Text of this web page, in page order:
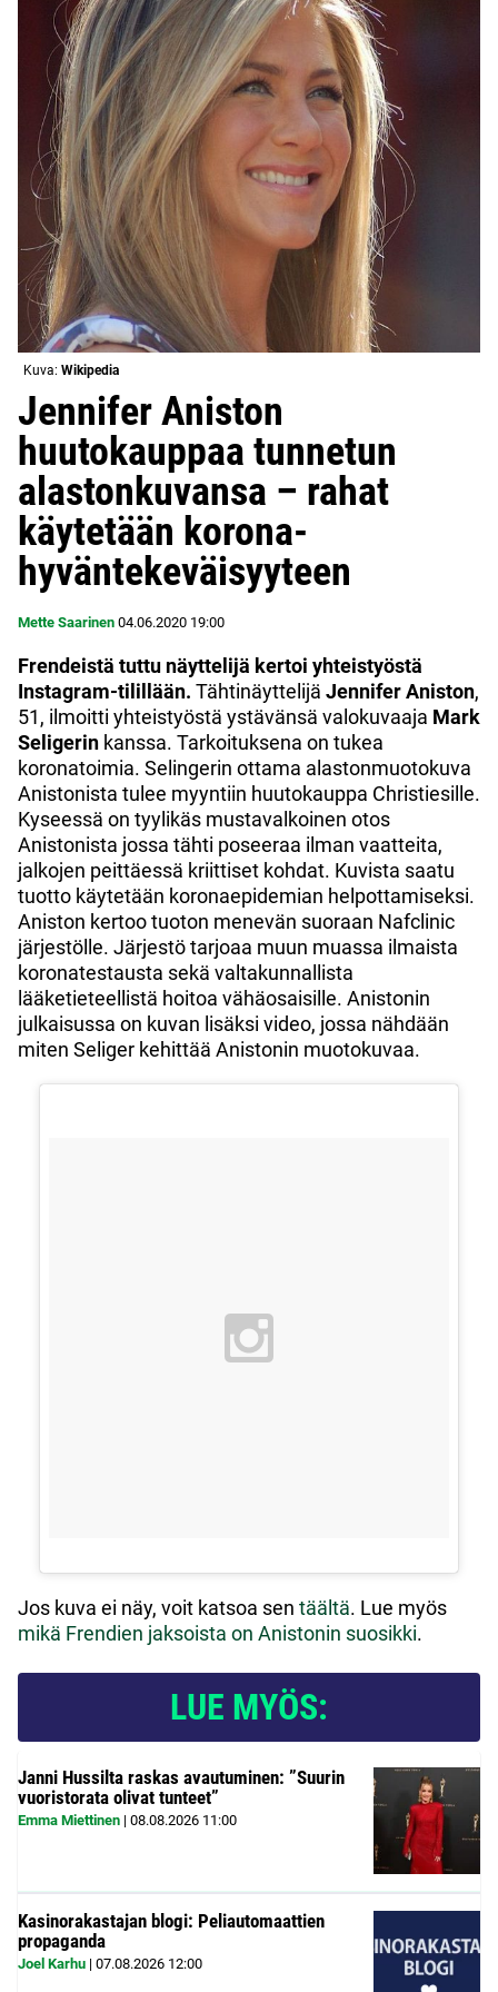
Kuva: Wikipedia
Jennifer Aniston
huutokauppaa tunnetun
alastonkuvansa – rahat
käytetään korona-
hyväntekeväisyyteen
Mette Saarinen 04.06.2020 19:00
Frendeistä tuttu näyttelijä kertoi yhteistyöstä
Instagram-tilillään. Tähtinäyttelijä Jennifer Aniston,
51, ilmoitti yhteistyöstä ystävänsä valokuvaaja Mark
Seligerin kanssa. Tarkoituksena on tukea
koronatoimia. Selingerin ottama alastonmuotokuva
Anistonista tulee myyntiin huutokauppa Christiesille.
Kyseessä on tyylikäs mustavalkoinen otos
Anistonista jossa tähti poseeraa ilman vaatteita,
jalkojen peittäessä kriittiset kohdat. Kuvista saatu
tuotto käytetään koronaepidemian helpottamiseksi.
Aniston kertoo tuoton menevän suoraan Nafclinic
järjestölle. Järjestö tarjoaa muun muassa ilmaista
koronatestausta sekä valtakunnallista
lääketieteellistä hoitoa vähäosaisille. Anistonin
julkaisussa on kuvan lisäksi video, jossa nähdään
miten Seliger kehittää Anistonin muotokuvaa.
Jos kuva ei näy, voit katsoa sen täältä. Lue myös
mikä Frendien jaksoista on Anistonin suosikki.
LUE MYÖS:
Janni Hussilta raskas avautuminen: ”Suurin
vuoristorata olivat tunteet”
Emma Miettinen | 08.08.2026 11:00
Kasinorakastajan blogi: Peliautomaattien
propaganda
Joel Karhu | 07.08.2026 12:00